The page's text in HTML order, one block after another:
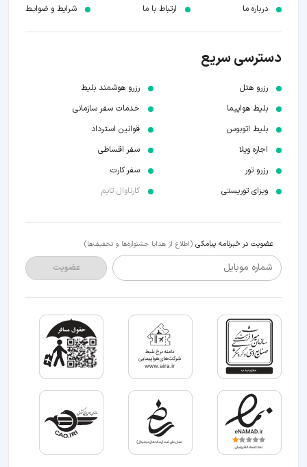
درباره ما ارتباط با ما شرایط و ضوابـط
دسترسی سریع
رزرو هتل
بلیط هواپیما
بلیط اتوبوس
اجاره ویلا
رزرو تور
ویزای توریستی
رزرو هوشمند بلیط
خدمات سفر سازمانی
قوانین استرداد
سفر اقساطی
سفر کارت
کارناوال تایم
عضویت در خبرنامه پیامکی (اطلاع از هدایا جشنواره‌ها و تخفیف‌ها)
شماره موبایل عضویت